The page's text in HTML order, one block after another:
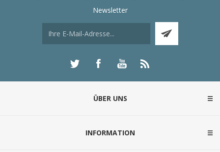
Newsletter
ÜBER UNS
INFORMATION